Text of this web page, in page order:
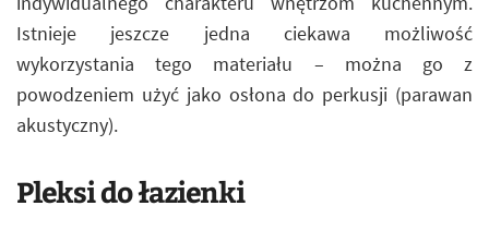
Istnieje jeszcze jedna ciekawa możliwość
wykorzystania tego materiału – można go z
powodzeniem użyć jako osłona do perkusji (parawan
akustyczny).
Pleksi do łazienki